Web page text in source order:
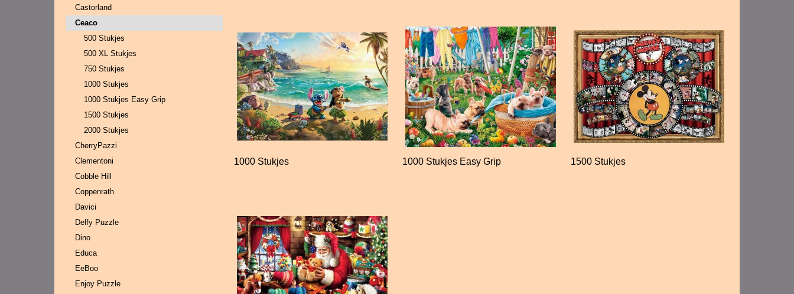
Castorland
Ceaco
500 Stukjes
500 XL Stukjes
750 Stukjes
1000 Stukjes
1000 Stukjes Easy Grip
1500 Stukjes
2000 Stukjes
CherryPazzi
Clementoni
Cobble Hill
Coppenrath
Davici
Delfy Puzzle
Dino
Educa
EeBoo
Enjoy Puzzle
1000 Stukjes 1000 Stukjes Easy Grip 1500 Stukjes